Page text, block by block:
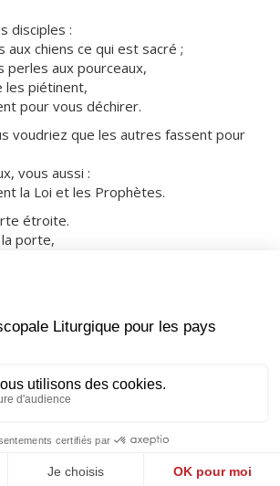
disciples :
aux chiens ce qui est sacré ;
perles aux pourceaux,
les piétinent,
pour vous déchirer.
voudriez que les autres fassent pour
vous aussi :
la Loi et les Prophètes.
étroite.
porte,
;
ceux qui s’y engagent.
la porte,
chemin
;
ceux qui le trouvent. »
de Dieu.